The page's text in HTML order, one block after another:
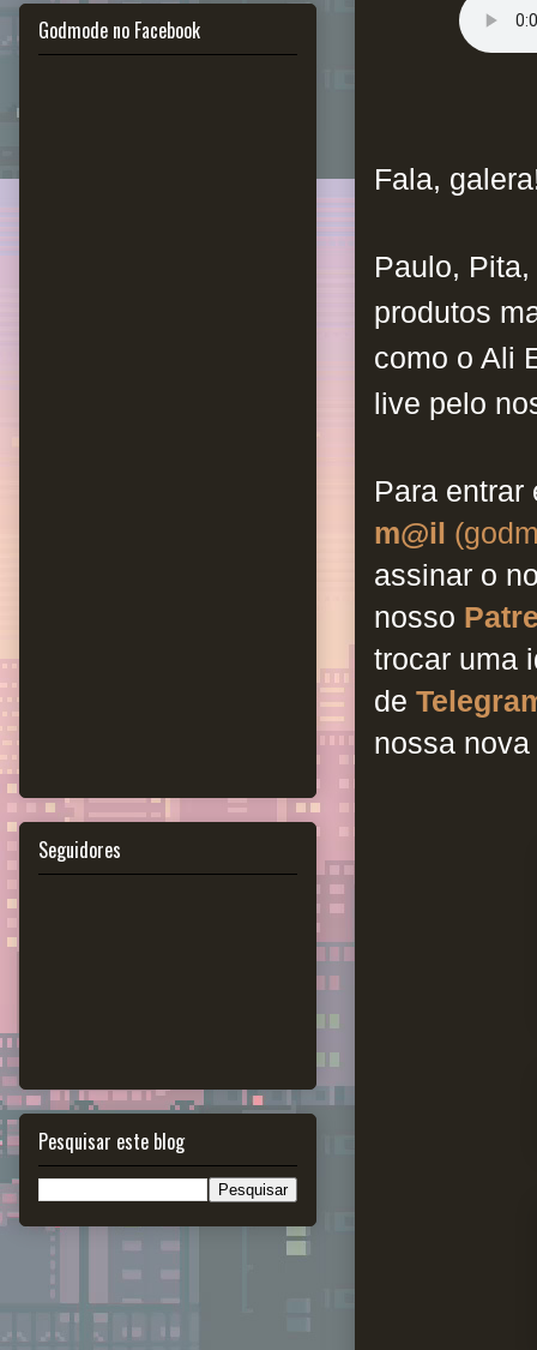
Fala,
Paulo,
produtos
como o Ali
live pelo
Para
m@il
assinar o
nosso
trocar uma
de
nossa
Godmode no Facebook
Seguidores
Pesquisar este blog